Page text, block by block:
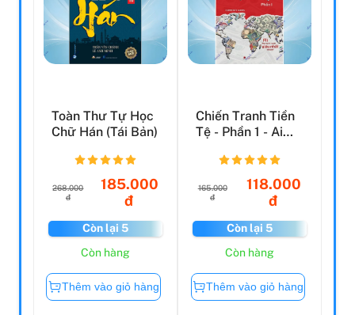
Toàn Thư Tự Học
Chữ Hán (Tái Bản)
268.000
đ
185.000
đ
Còn lại 5
Còn hàng
Thêm vào giỏ hàng
Chiến Tranh Tiền
Tệ - Phần 1 - Ai
Người...
165.000
đ
118.000
đ
Còn lại 5
Còn hàng
Thêm vào giỏ hàng